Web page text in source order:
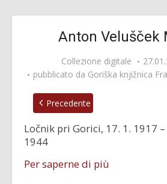
Anton Velušček
Collezione digitale
pubblicato da Goriška knjižnica
Precedente
Ločnik pri Gorici, 17. 1. 1917
1944
Per saperne di più